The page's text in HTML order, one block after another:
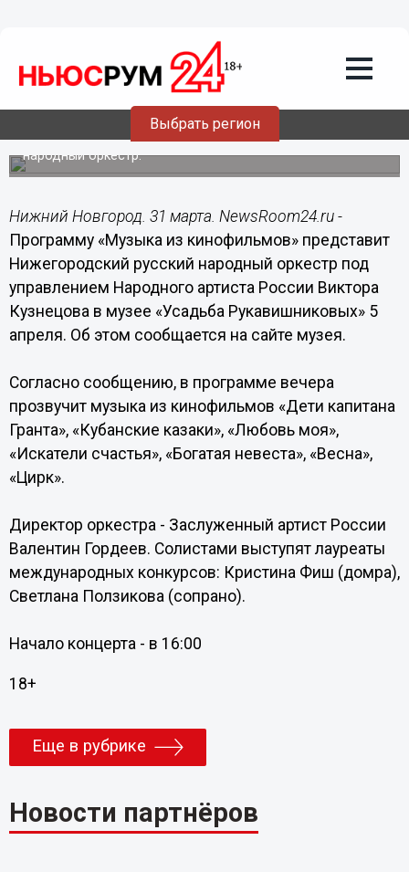
Выбрать регион
Музыка из кинофильмов прозвучит в
музее «Усадьба Рукавишниковых» 5
апреля
С программой выступит Нижегородский русский
народный оркестр.
Нижний Новгород. 31 марта. NewsRoom24.ru -
Программу «Музыка из кинофильмов» представит
Нижегородский русский народный оркестр под
управлением Народного артиста России Виктора
Кузнецова в музее «Усадьба Рукавишниковых» 5
апреля. Об этом сообщается на сайте музея.
Согласно сообщению, в программе вечера
прозвучит музыка из кинофильмов «Дети капитана
Гранта», «Кубанские казаки», «Любовь моя»,
«Искатели счастья», «Богатая невеста», «Весна»,
«Цирк».
Директор оркестра - Заслуженный артист России
Валентин Гордеев. Солистами выступят лауреаты
международных конкурсов: Кристина Фиш (домра),
Светлана Ползикова (сопрано).
Начало концерта - в 16:00
18+
Еще в рубрике
Новости партнёров